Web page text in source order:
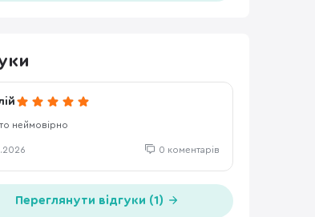
неймовірно
0 коментарів
Переглянути відгуки (1)